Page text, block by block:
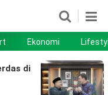
Ekonomi
di